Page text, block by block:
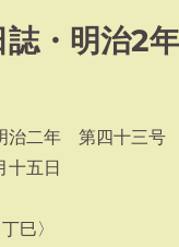
誌・明治2
治二年 第四十三号
五日
巳〉